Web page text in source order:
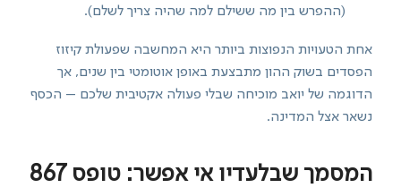
(ההפרש בין מה ששילם למה שהיה צריך לשלם).
אחת הטעויות הנפוצות ביותר היא המחשבה שפעולת קיזוז
הפסדים בשוק ההון מתבצעת באופן אוטומטי בין שנים, אך
הדוגמה של יואב מוכיחה שבלי פעולה אקטיבית שלכם – הכסף
נשאר אצל המדינה.
המסמך שבלעדיו אי אפשר: טופס 867